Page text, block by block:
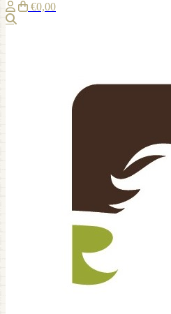
€0,00